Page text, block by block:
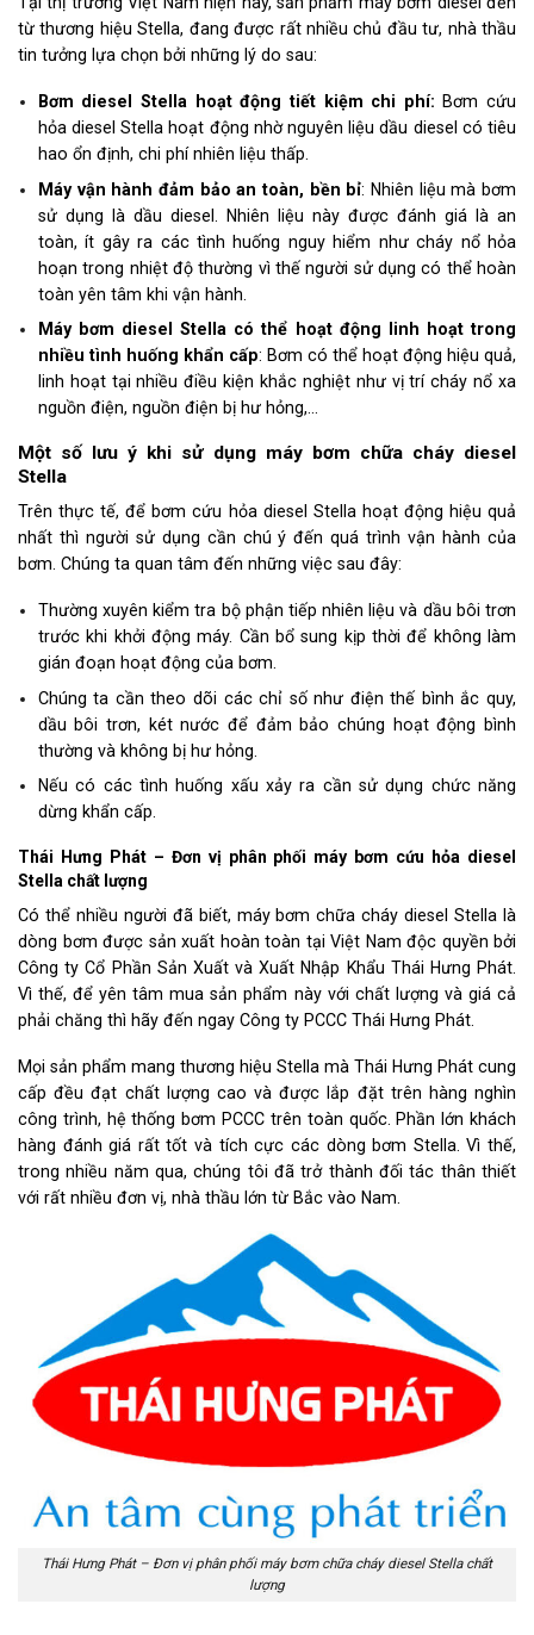
từ thương hiệu Stella, đang được rất nhiều chủ đầu tư, nhà thầu
tin tưởng lựa chọn bởi những lý do sau:
Bơm diesel Stella hoạt động tiết kiệm chi phí: Bơm cứu
hỏa diesel Stella hoạt động nhờ nguyên liệu dầu diesel có tiêu
hao ổn định, chi phí nhiên liệu thấp.
Máy vận hành đảm bảo an toàn, bền bỉ: Nhiên liệu mà bơm
sử dụng là dầu diesel. Nhiên liệu này được đánh giá là an
toàn, ít gây ra các tình huống nguy hiểm như cháy nổ hỏa
hoạn trong nhiệt độ thường vì thế người sử dụng có thể hoàn
toàn yên tâm khi vận hành.
Máy bơm diesel Stella có thể hoạt động linh hoạt trong
nhiều tình huống khẩn cấp: Bơm có thể hoạt động hiệu quả,
linh hoạt tại nhiều điều kiện khắc nghiệt như vị trí cháy nổ xa
nguồn điện, nguồn điện bị hư hỏng,…
Một số lưu ý khi sử dụng máy bơm chữa cháy diesel
Stella
Trên thực tế, để bơm cứu hỏa diesel Stella hoạt động hiệu quả
nhất thì người sử dụng cần chú ý đến quá trình vận hành của
bơm. Chúng ta quan tâm đến những việc sau đây:
Thường xuyên kiểm tra bộ phận tiếp nhiên liệu và dầu bôi trơn
trước khi khởi động máy. Cần bổ sung kịp thời để không làm
gián đoạn hoạt động của bơm.
Chúng ta cần theo dõi các chỉ số như điện thế bình ắc quy,
dầu bôi trơn, két nước để đảm bảo chúng hoạt động bình
thường và không bị hư hỏng.
Nếu có các tình huống xấu xảy ra cần sử dụng chức năng
dừng khẩn cấp.
Thái Hưng Phát – Đơn vị phân phối máy bơm cứu hỏa diesel
Stella chất lượng
Có thể nhiều người đã biết, máy bơm chữa cháy diesel Stella là
dòng bơm được sản xuất hoàn toàn tại Việt Nam độc quyền bởi
Công ty Cổ Phần Sản Xuất và Xuất Nhập Khẩu Thái Hưng Phát.
Vì thế, để yên tâm mua sản phẩm này với chất lượng và giá cả
phải chăng thì hãy đến ngay Công ty PCCC Thái Hưng Phát.
Mọi sản phẩm mang thương hiệu Stella mà Thái Hưng Phát cung
cấp đều đạt chất lượng cao và được lắp đặt trên hàng nghìn
công trình, hệ thống bơm PCCC trên toàn quốc. Phần lớn khách
hàng đánh giá rất tốt và tích cực các dòng bơm Stella. Vì thế,
trong nhiều năm qua, chúng tôi đã trở thành đối tác thân thiết
với rất nhiều đơn vị, nhà thầu lớn từ Bắc vào Nam.
Thái Hưng Phát – Đơn vị phân phối máy bơm chữa cháy diesel Stella chất
lượng